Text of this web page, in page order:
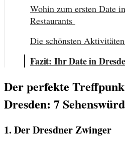
Wohin zum ersten Date
Restaurants
Die schönsten
Fazit: Ihr Date in
Der perfekte
Dresden: 7
1. Der Dresdner Zwinger